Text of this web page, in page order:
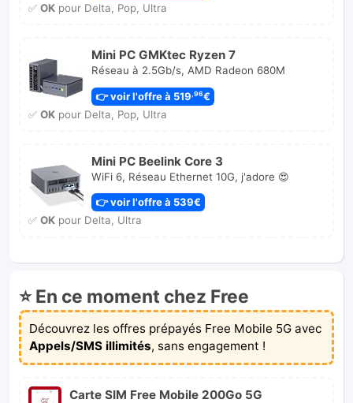
✅ OKpour Delta, Pop, Ultra
Mini PC GMKtec Ryzen 7
Réseau à 2.5Gb/s, AMD Radeon 680M
👉 voir l'offre à 519,96€
✅ OKpour Delta, Pop, Ultra
Mini PC Beelink Core 3
WiFi 6, Réseau Ethernet 10G, j'adore 😍
👉 voir l'offre à 539€
✅ OKpour Delta, Ultra
⭐ En ce moment chez Free
Découvrez les offres prépayés Free Mobile 5G avec
Appels/SMS illimités, sans engagement !
Carte SIM Free Mobile 200Go 5G